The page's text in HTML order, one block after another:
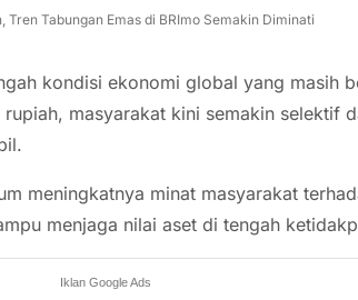
Tren Tabungan Emas di BRImo Semakin Diminati
kondisi ekonomi global yang masih
masyarakat kini semakin selektif
meningkatnya minat masyarakat
menjaga nilai aset di tengah
Iklan Google Ads